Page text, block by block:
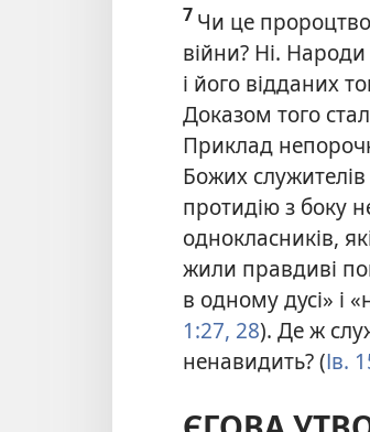
7 Чи це
війни? Ні.
і його відданих
Доказом того
Приклад
Божих
протидію з боку
однокласників,
жили правдиві
в одному дусі» і
1:27, 28). Де ж
ненавидить? (Ів.